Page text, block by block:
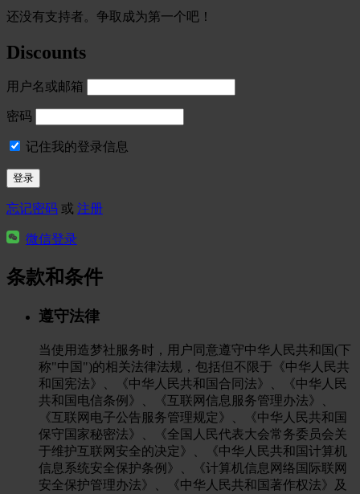
还没有支持者。争取成为第一个吧！
Discounts
用户名或邮箱
密码
记住我的登录信息
忘记密码 或 注册
微信登录
条款和条件
遵守法律
当使用造梦社服务时，用户同意遵守中华人民共和国(下
称"中国")的相关法律法规，包括但不限于《中华人民共
和国宪法》、《中华人民共和国合同法》、《中华人民
共和国电信条例》、《互联网信息服务管理办法》、
《互联网电子公告服务管理规定》、《中华人民共和国
保守国家秘密法》、《全国人民代表大会常务委员会关
于维护互联网安全的决定》、《中华人民共和国计算机
信息系统安全保护条例》、《计算机信息网络国际联网
安全保护管理办法》、《中华人民共和国著作权法》及